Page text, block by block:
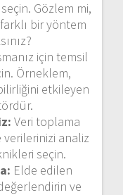
Gözlem mi,
bir yöntem
için temsil
Örneklem,
etkileyen
Veri toplama
analiz
seçin.
Elde edilen
ve